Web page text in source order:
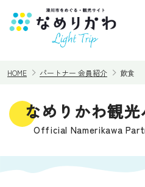
見る
HOME パートナー 会員紹介 飲食
なめりかわ観
Official Namerikawa